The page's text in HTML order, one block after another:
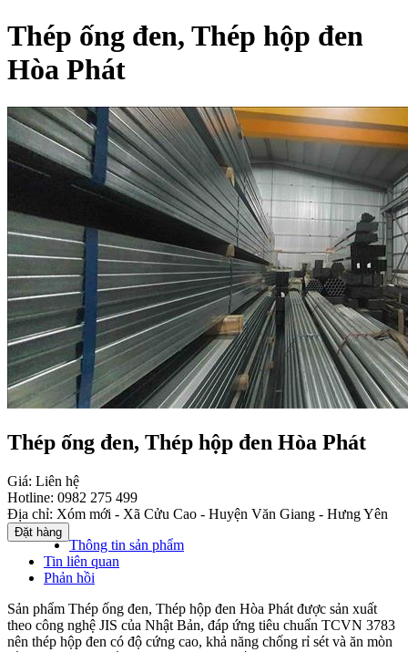
Thép ống đen, Thép hộp đen
Hòa Phát
Thép ống đen, Thép hộp đen Hòa Phát
Giá: Liên hệ
Hotline: 0982 275 499
Địa chỉ: Xóm mới - Xã Cửu Cao - Huyện Văn Giang - Hưng Yên
Thông tin sản phẩm
Tin liên quan
Phản hồi
Sản phẩm Thép ống đen, Thép hộp đen Hòa Phát được sản xuất
theo công nghệ JIS của Nhật Bản, đáp ứng tiêu chuẩn TCVN 3783
nên thép hộp đen có độ cứng cao, khả năng chống rỉ sét và ăn mòn